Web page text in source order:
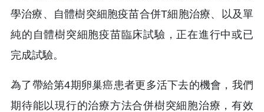
學治療、自體樹突細胞疫苗合併T細胞治療、以及單
純的自體樹突細胞疫苗臨床試驗，正在進行中或已
完成試驗。
為了帶給第4期卵巢癌患者更多活下去的機會，我們
期待能以現行的治療方法合併樹突細胞治療，有效